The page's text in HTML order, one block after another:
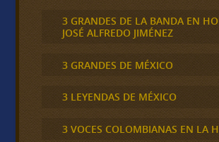
3 GRANDES DE LA BANDA EN
JOSÉ ALFREDO JIMÉNEZ
3 GRANDES DE MÉXICO
3 LEYENDAS DE MÉXICO
3 VOCES COLOMBIANAS EN LA